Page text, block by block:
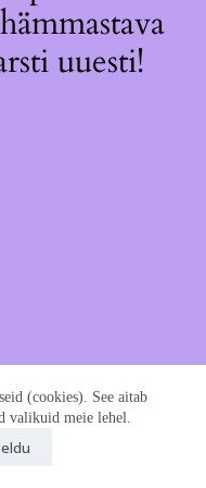
(cookies). See aitab
valikuid meie lehel.
uuesti!